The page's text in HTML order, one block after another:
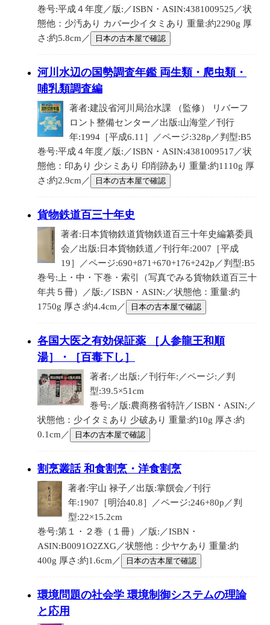
巻号:平成４年度／版:／ISBN・ASIN:4381009525／状
態他：少汚あり カバー少イタミあり 重量:約2290g 厚
さ:約5.8cm／
日本の古本屋で確認
河川水辺の国勢調査年鑑 両生類・爬虫類・
哺乳類調査編
著者:建設省河川局治水課 （監修） リバーフ
ロント整備センター／出版:山海堂／刊行
年:1994［平成6.11］／ページ:328p／判型:B5
巻号:平成４年度／版:／ISBN・ASIN:4381009517／状
態他：印あり 少シミあり 印削跡あり 重量:約1110g 厚
さ:約2.9cm／
日本の古本屋で確認
貨物鉄道百三十年史
著者:日本貨物鉄道貨物鉄道百三十年史編纂委員
会／出版:日本貨物鉄道／刊行年:2007［平成
19］／ページ:690+871+670+176+242p／判型:B5
巻号:上・中・下巻・索引（写真でみる貨物鉄道百三十
年共５冊）／版:／ISBN・ASIN:／状態他：重量:約
1750g 厚さ:約4.4cm／
日本の古本屋で確認
各国大医之有効保証薬 ［人参龍王和順
湯］・［百毒下し］
著者:／出版:／刊行年:／ページ:／判
型:39.5×51cm
巻号:／版:農商務省特許／ISBN・ASIN:／
状態他：少イタミあり 少破あり 重量:約10g 厚さ:約
0.1cm／
日本の古本屋で確認
割烹叢話 和食割烹・洋食割烹
著者:宇山 禄子／出版:掌饌会／刊行
年:1907［明治40.8］／ページ:246+80p／判
型:22×15.2cm
巻号:第１・２巻（１冊）／版:／ISBN・
ASIN:B0091O2ZXG／状態他：少ヤケあり 重量:約
400g 厚さ:約1.6cm／
日本の古本屋で確認
環境問題の社会学 環境制御システムの理論
と応用